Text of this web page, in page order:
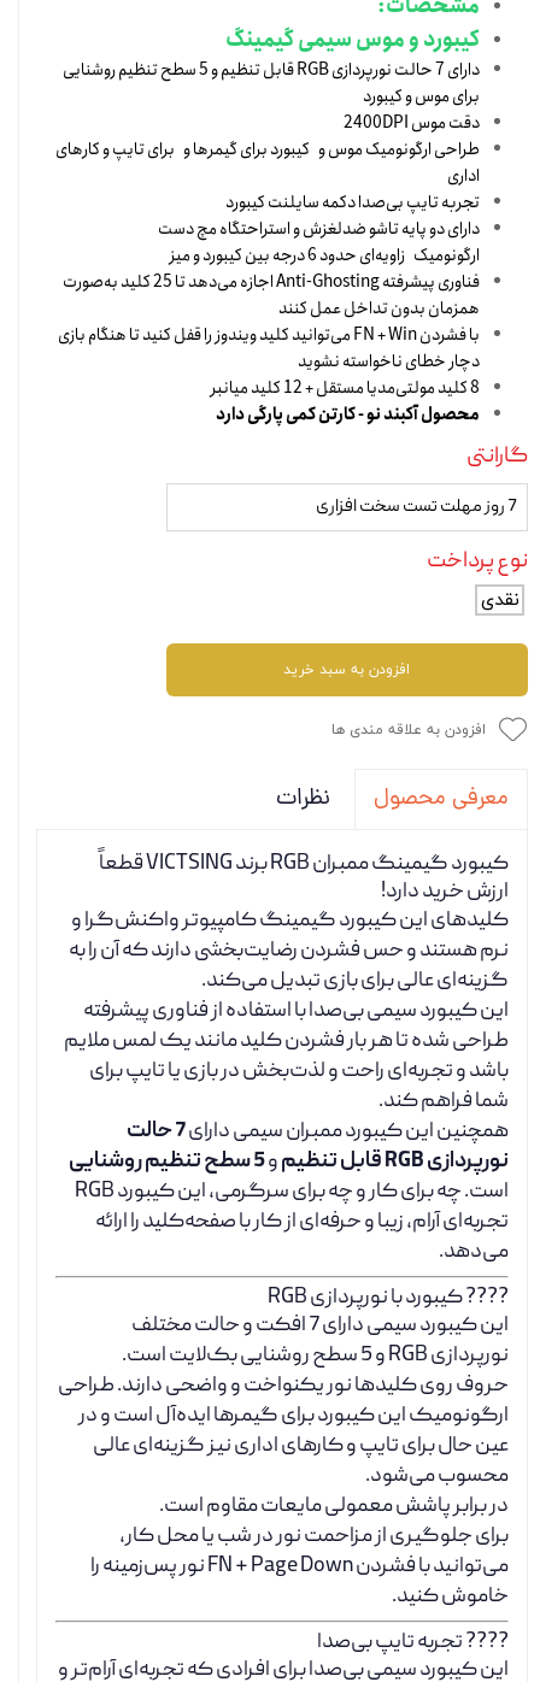
کیبورد و موس سیمی گیمینگ
دارای 7 حالت نورپردازی RGB قابل تنظیم و 5 سطح تنظیم روشنایی
برای موس و کیبورد
دقت موس 2400DPI
طراحی ارگونومیک موس و کیبورد برای گیمرها و برای تایپ و کارهای
اداری
تجربه تایپ بی‌صدا دکمه سایلنت کیبورد
دارای دو پایه تاشو ضدلغزش و استراحتگاه مچ دست
ارگونومیک زاویه‌ای حدود 6 درجه بین کیبورد و میز
فناوری پیشرفته Anti-Ghosting اجازه می‌دهد تا 25 کلید به‌صورت
همزمان بدون تداخل عمل کنند
با فشردن FN + Win می‌توانید کلید ویندوز را قفل کنید تا هنگام بازی
دچار خطای ناخواسته نشوید
8 کلید مولتی‌مدیا مستقل + 12 کلید میانبر
محصول آکبند نو - کارتن کمی پارگی دارد
گارانتی
7 روز مهلت تست سخت افزاری
نوع پرداخت
نقدی
افزودن به سبد خرید
افزودن به علاقه مندی ها
معرفی محصول نظرات
کیبورد گیمینگ ممبران RGB برند VICTSING قطعاً
ارزش خرید دارد!
کلیدهای این کیبورد گیمینگ کامپیوتر واکنش‌گرا و
نرم هستند و حس فشردن رضایت‌بخشی دارند که آن را به
گزینه‌ای عالی برای بازی تبدیل می‌کند.
این کیبورد سیمی بی‌صدا با استفاده از فناوری پیشرفته
طراحی شده تا هر بار فشردن کلید مانند یک لمس ملایم
باشد و تجربه‌ای راحت و لذت‌بخش در بازی یا تایپ برای
شما فراهم کند.
همچنین این کیبورد ممبران سیمی دارای 7 حالت
نورپردازی RGB قابل تنظیم
و5 سطح تنظیم روشنایی
است. چه برای کار و چه برای سرگرمی، این کیبورد RGB
تجربه‌ای آرام، زیبا و حرفه‌ای از کار با صفحه‌کلید را ارائه
می‌دهد.
???? کیبورد با نورپردازی RGB
این کیبورد سیمی دارای 7 افکت و حالت مختلف
نورپردازی RGB و 5 سطح روشنایی بک‌لایت است.
حروف روی کلیدها نور یکنواخت و واضحی دارند. طراحی
ارگونومیک این کیبورد برای گیمرها ایده‌آل است و در
عین حال برای تایپ و کارهای اداری نیز گزینه‌ای عالی
محسوب می‌شود.
در برابر پاشش معمولی مایعات مقاوم است.
برای جلوگیری از مزاحمت نور در شب یا محل کار،
می‌توانید با فشردن FN + Page Down نور پس‌زمینه را
خاموش کنید.
???? تجربه تایپ بی‌صدا
این کیبورد سیمی بی‌صدا برای افرادی که تجربه‌ای آرام‌تر و